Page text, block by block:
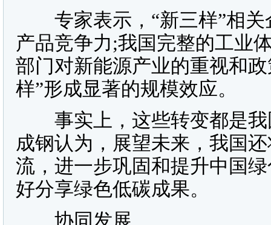
专家表示，“新三样”相关
产品竞争力;我国完整的工业
部门对新能源产业的重视和
样”形成显著的规模效应。
事实上，这些转变都是我
成钢认为，展望未来，我国
流，进一步巩固和提升中国
好分享绿色低碳成果。
协同发展